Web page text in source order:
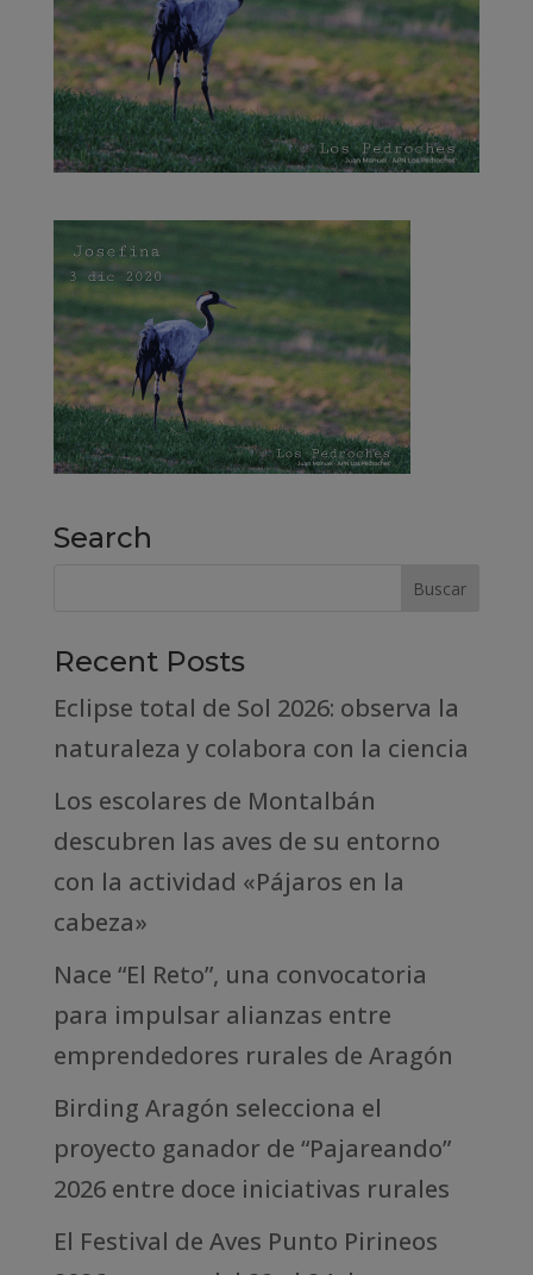
Search
Recent Posts
Eclipse total de Sol 2026: observa la
naturaleza y colabora con la ciencia
Los escolares de Montalbán
descubren las aves de su entorno
con la actividad «Pájaros en la
cabeza»
Nace “El Reto”, una convocatoria
para impulsar alianzas entre
emprendedores rurales de Aragón
Birding Aragón selecciona el
proyecto ganador de “Pajareando”
2026 entre doce iniciativas rurales
El Festival de Aves Punto Pirineos